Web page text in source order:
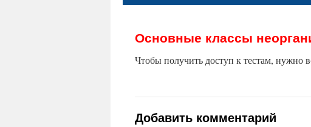
Основные классы
Чтобы получить доступ к тестам, нужно
Добавить комментарий